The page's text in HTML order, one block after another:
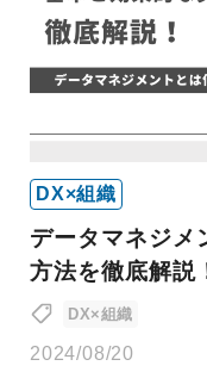
DX×組織
データマネジメ
方法を徹底解説
DX×組織
2024/08/20